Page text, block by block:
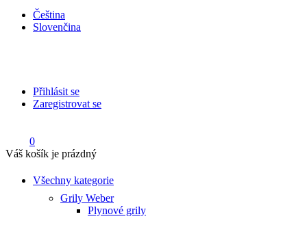
Čeština
Slovenčina
Přihlásit se
Zaregistrovat se
0
Váš košík je prázdný
Všechny kategorie
Grily Weber
Plynové grily